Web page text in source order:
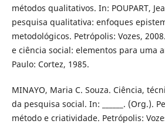
métodos qualitativos. In: POUPART,
pesquisa qualitativa: enfoques
metodológicos. Petrópolis: Vozes,
e ciência social: elementos para uma
Paulo: Cortez, 1985.
MINAYO, Maria C. Souza. Ciência,
da pesquisa social. In: ______. (Org.).
método e criatividade. Petrópolis: